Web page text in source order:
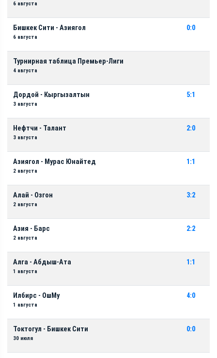
6 августа
Бишкек Сити - Азиягол
6 августа
0:0
Турнирная таблица Премьер-Лиги
4 августа
Дордой - Кыргызалтын
3 августа
5:1
Нефтчи - Талант
3 августа
2:0
Азиягол - Мурас Юнайтед
2 августа
1:1
Алай - Озгон
2 августа
3:2
Азия - Барс
2 августа
2:2
Алга - Абдыш-Ата
1 августа
1:1
Илбирс - ОшМу
1 августа
4:0
Токтогул - Бишкек Сити
30 июля
0:0